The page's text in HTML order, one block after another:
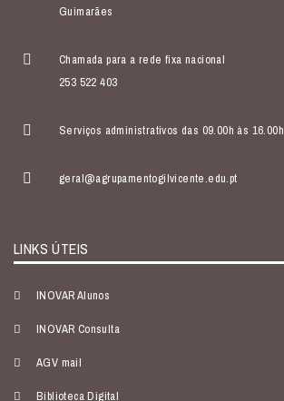
Guimarães
Chamada para a rede fixa nacional
253 522 403
Serviços administrativos das 09.00h às 16.00h
geral@agrupamentogilvicente.edu.pt
LINKS ÚTEIS
INOVAR Alunos
INOVAR Consulta
AGV mail
Biblioteca Digital